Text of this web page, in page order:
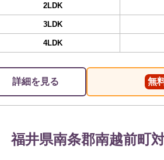
2LDK
3LDK
4LDK
詳細を見る 無
福井県南条郡南越前町